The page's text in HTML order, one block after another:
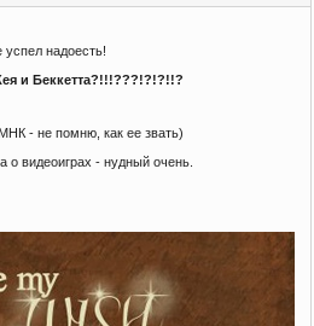
надоесть!
и Беккетта?!!!???!?!?!!?
- не помню, как ее звать)
о видеоиграх - нудный очень.